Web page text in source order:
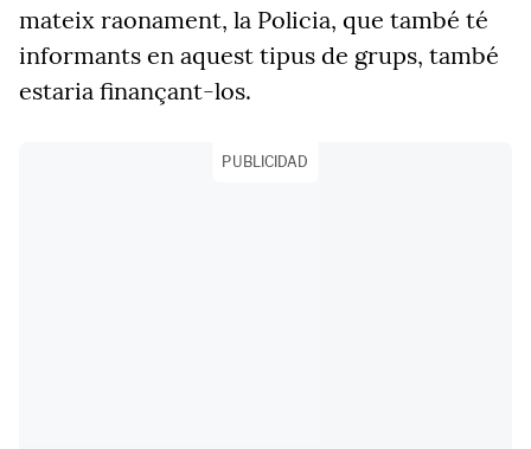
mateix raonament, la Policia, que també té
informants en aquest tipus de grups, també
estaria finançant-los.
PUBLICIDAD